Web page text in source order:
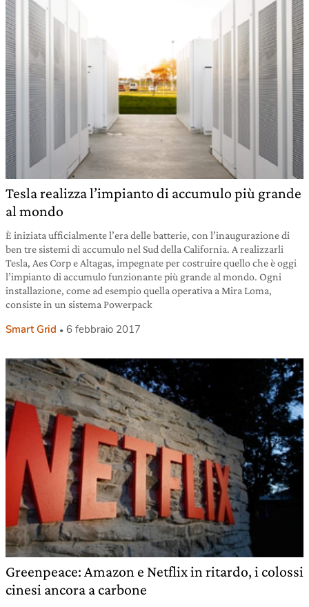
Tesla realizza l’impianto di accumulo più grande
al mondo
È iniziata ufficialmente l’era delle batterie, con l’inaugurazione di
ben tre sistemi di accumulo nel Sud della California. A realizzarli
Tesla, Aes Corp e Altagas, impegnate per costruire quello che è oggi
l’impianto di accumulo funzionante più grande al mondo. Ogni
installazione, come ad esempio quella operativa a Mira Loma,
consiste in un sistema Powerpack
Smart Grid 6 febbraio 2017
Greenpeace: Amazon e Netflix in ritardo, i colossi
cinesi ancora a carbone